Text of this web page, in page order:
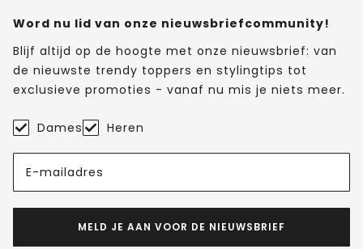
Word nu lid van onze nieuwsbriefcommunity!
Blijf altijd op de hoogte met onze nieuwsbrief: van
de nieuwste trendy toppers en stylingtips tot
exclusieve promoties - vanaf nu mis je niets meer.
Dames Heren
E-mailadres
MELD JE AAN VOOR DE NIEUWSBRIEF